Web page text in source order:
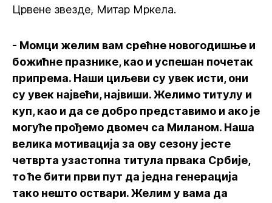
Црвене звезде, Митар Мркела.
- Момци желим вам срећне новогодишње и
божићне празнике, као и успешан почетак
припрема. Наши циљеви су увек исти, они
су увек највећи, највиши. Желимо титулу и
куп, као и да се добро представимо и ако је
могуће прођемо двомеч са Миланом. Наша
велика мотивација за ову сезону јесте
четврта узастопна титула првака Србије,
то ће бити први пут да једна генерација
тако нешто оствари. Желим у вама да